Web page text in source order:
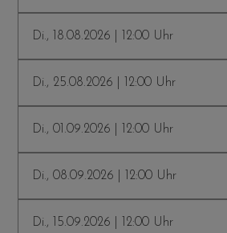
Di., 18.08.2026 | 12:00 Uhr
Di., 25.08.2026 | 12:00 Uhr
Di., 01.09.2026 | 12:00 Uhr
Di., 08.09.2026 | 12:00 Uhr
Di., 15.09.2026 | 12:00 Uhr